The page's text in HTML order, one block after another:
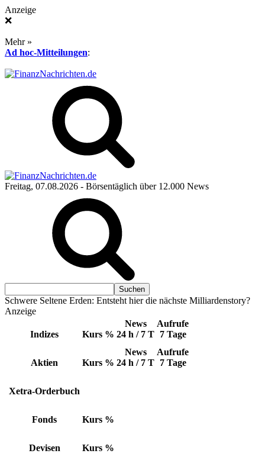
Anzeige
❌
Mehr »
Ad hoc-Mitteilungen:
Freitag, 07.08.2026 - Börsentäglich über 12.000 News
Schwere Seltene Erden: Entsteht hier die nächste Milliardenstory?
Anzeige
Indizes Kurs %
News
24 h / 7 T
Aufrufe
7 Tage
Aktien Kurs %
News
24 h / 7 T
Aufrufe
7 Tage
Xetra-Orderbuch
Fonds Kurs %
Devisen Kurs %